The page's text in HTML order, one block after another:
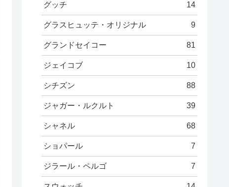
グッチ 14
グラスヒュッテ・オリジナル 9
グランドセイコー 81
ジェイコブ 10
シチズン 88
ジャガー・ルクルト 39
シャネル 68
ショパール 7
ジラール・ペルゴ 7